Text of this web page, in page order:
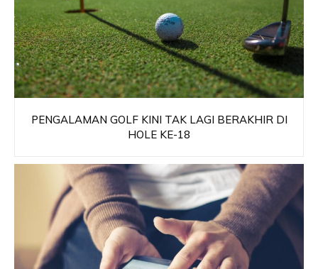
PENGALAMAN GOLF KINI TAK LAGI BERAKHIR DI
HOLE KE-18